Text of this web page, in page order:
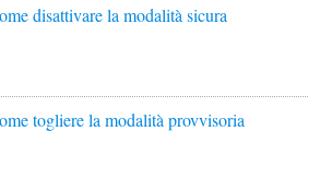
disattivare la modalità sicura
togliere la modalità provvisoria